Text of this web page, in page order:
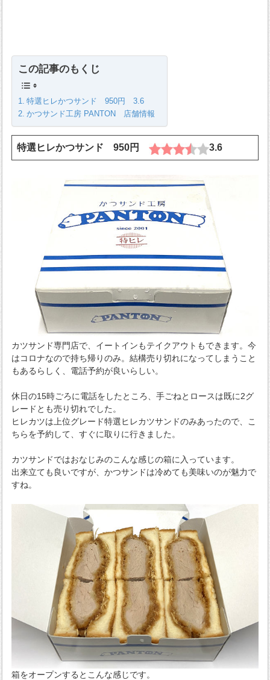
この記事のもくじ
特選ヒレかつサンド 950円 3.6
かつサンド工房 PANTON 店舗情報
特選ヒレかつサンド 950円 3.6
カツサンド専門店で、イートインもテイクアウトもできます。今
はコロナなので持ち帰りのみ。結構売り切れになってしまうこと
もあるらしく、電話予約が良いらしい。
休日の15時ごろに電話をしたところ、手ごねとロースは既に2グ
レードとも売り切れでした。
ヒレカツは上位グレード特選ヒレカツサンドのみあったので、こ
ちらを予約して、すぐに取りに行きました。
カツサンドではおなじみのこんな感じの箱に入っています。
出来立ても良いですが、かつサンドは冷めても美味いのが魅力で
すね。
箱をオープンするとこんな感じです。